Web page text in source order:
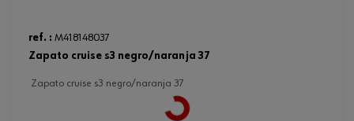
ref. : M418148037
zapato cruise s3 negro/naranja 37
zapato cruise s3 negro/naranja 37